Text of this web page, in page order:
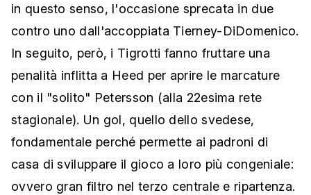
in questo senso, l'occasione sprecata in due
contro uno dall'accoppiata Tierney-DiDomenico.
In seguito, però, i Tigrotti fanno fruttare una
penalità inflitta a Heed per aprire le marcature
con il "solito" Petersson (alla 22esima rete
stagionale). Un gol, quello dello svedese,
fondamentale perché permette ai padroni di
casa di sviluppare il gioco a loro più congeniale:
ovvero gran filtro nel terzo centrale e ripartenza.